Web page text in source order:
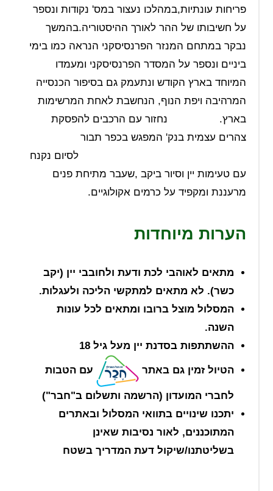
פריחות עונתיות,במהלכו נעצור במס' נקודות ונספר
על חשיבותו של ההר לאורך ההיסטוריה.בהמשך
נבקר במתחם המנזר הפרנסיסקני הנראה כמו בימי
ביניים ונספר על המסדר הפרנסיסקני ומעמדו
המיוחד בארץ הקודש ונתעמק גם בסיפור הכנסייה
המרהיבה ויפת הנוף, הנחשבת לאחת המרשימות
בארץ. נחזור עם הרכבים להפסקת
צהרים עצמית בנק' המפגש בכפר תבור
לסיום נקנח
עם טעימות יין וסיור ביקב ,שעבר מתיחת פנים
מרעננת ומקפיד על כרמים אקולוגיים.
הערות מיוחדות
מתאים לאוהבי לכת ודעת ולחובבי יין (יקב
כשר). לא מתאים למתקשי הליכה ולעגלות.
המסלול מוצל ברובו ומתאים לכל עונות
השנה.
ההשתתפות בסדנת יין מעל גיל 18
הטיול זמין גם באתר עם הטבות
לחברי המועדון (הרשמה ותשלום ב"חבר")
יתכנו שינויים בתוואי המסלול ובאתרים
המתוכננים, לאור נסיבות שאינן
בשליטתנו/שיקול דעת המדריך בשטח